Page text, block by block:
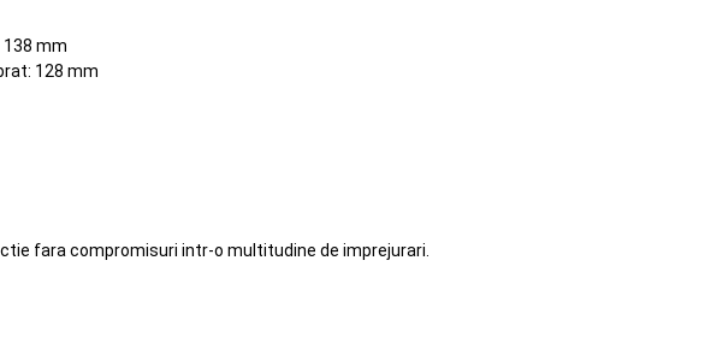
138 mm
128 mm
fara compromisuri intr-o multitudine de imprejurari.